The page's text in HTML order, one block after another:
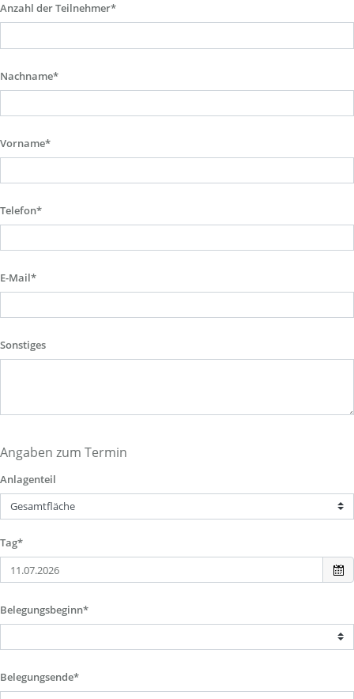
Anzahl der Teilnehmer*
Nachname*
Vorname*
Telefon*
E-Mail*
Sonstiges
Angaben zum Termin
Anlagenteil
Tag*
Belegungsbeginn*
Belegungsende*